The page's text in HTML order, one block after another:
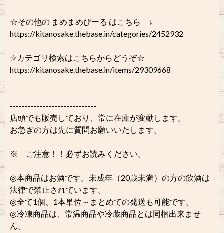
☆その他の まめまめびーる はこちら ↓
https://kitanosake.thebase.in/categories/2452932
☆カテゴリ検索はこちらからどうぞ☆
https://kitanosake.thebase.in/items/29309668
-----------------------------
店頭でも販売しており、常に在庫が変動します。
お急ぎの方は先に質問お願いいたします。
※ ご注意！！必ずお読みください。
◎本商品はお酒です。未成年（20歳未満）の方の飲酒は
法律で禁止されています。
◎全て1個、1本単位～まとめての発送も可能です。
◎冷凍商品は、常温商品や冷蔵商品とは同梱出来ませ
ん。